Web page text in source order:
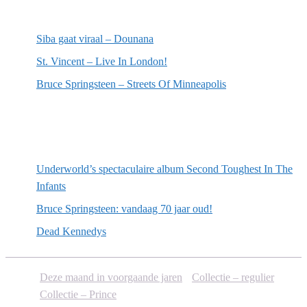
Siba gaat viraal – Dounana
St. Vincent – Live In London!
Bruce Springsteen – Streets Of Minneapolis
Underworld’s spectaculaire album Second Toughest In The
Infants
Bruce Springsteen: vandaag 70 jaar oud!
Dead Kennedys
Deze maand in voorgaande jaren
Collectie – regulier
Collectie – Prince